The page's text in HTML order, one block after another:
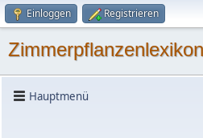
Einloggen Registrieren
Zimmerpflanzenlexikon
Hauptmenü